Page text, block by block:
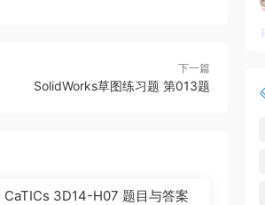
下一篇
SolidWorks草图练习题 第013题
CaTICs 3D14-H07 题目与答案